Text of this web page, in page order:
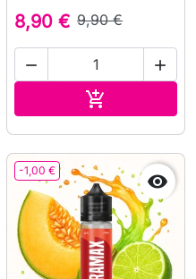
8,90 € 9,90 €
 

-1,00 € 